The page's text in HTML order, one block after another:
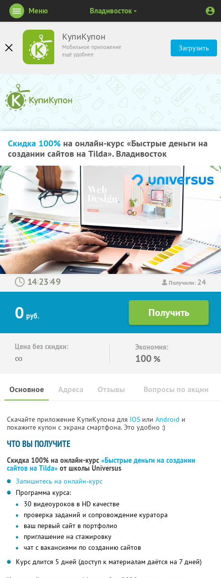
КупиКупон
Мобильное приложение
ещё удобнее
Загрузить
Меню Владивосток
Скидка 100% на онлайн-курс «Быстрые деньги на
создании сайтов на Tilda». Владивосток
Получили: 24
: :
0 руб.
Цена без скидки:
∞
Экономия:
100 %
Основное Отзывы Вопросы по акции
Адреса
Скачайте приложение КупиКупона для IOS или Android и
покажите купон с экрана смартфона. Это удобно :)
ЧТО ВЫ ПОЛУЧИТЕ
Скидка 100% на онлайн-курс «Быстрые деньги на создании
сайтов на Tilda» от школы Universus
Запишитесь на онлайн-курс
Программа курса:
30 видеоуроков в HD качестве
проверка заданий и сопровождение куратора
ваш первый сайт в портфолио
приглашение на стажировку
чат с вакансиями по созданию сайтов
Курс длится 5 дней (доступ к материалам даётся на 7 дней)